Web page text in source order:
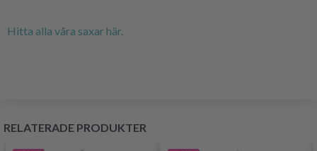
Hitta alla våra saxar här.
RELATERADE PRODUKTER